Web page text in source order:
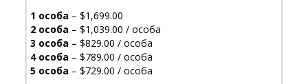
1 особа – $1,699.00
2 особа – $1,039.00 / особа
3 особа – $829.00 / особа
4 особа – $789.00 / особа
5 особа – $729.00 / особа